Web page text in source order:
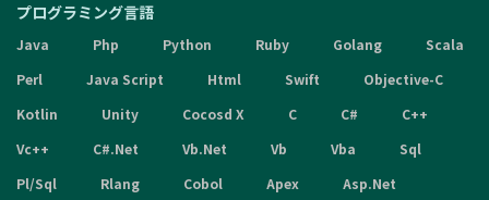
プログラミング言語
Java Php Python Ruby Golang
Scala
Perl
Java Script Html Swift
Objective-C
Kotlin
Unity Cocosd X C C#
C++
Vc++
C#.Net Vb.Net Vb Vba
Sql
Pl/Sql
Rlang Cobol Apex
Asp.Net